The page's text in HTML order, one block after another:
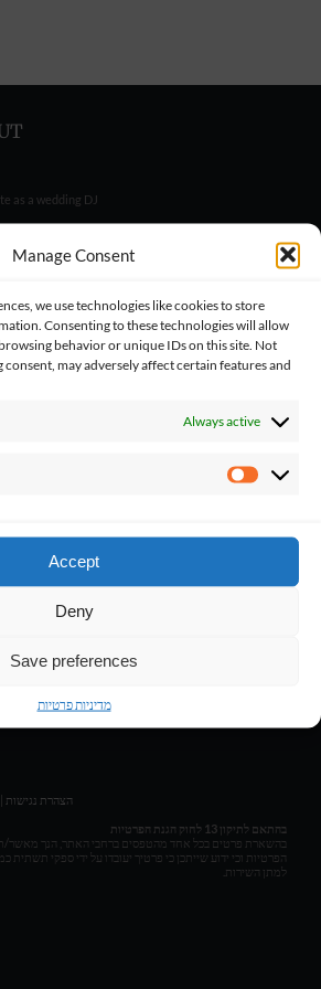
Manage Consent
we use technologies like cookies to store
Consenting to these technologies will allow
behavior or unique IDs on this site. Not
may adversely affect certain features and
Always active
Statistics
Accept
Deny
Save preferences
מדיניות פרטיות
as a wedding DJ
as a wedding Singer
Couples
group for engaged couples
for wedding
& MUSIC PRODUCER
הצהרת נגישות |
בהתאם לתיקון 13 לחוק הגנת הפרטיות
בהשארת פרטים בכל אחד מהטפסים ברחבי האתר, הנך מאשר/
הפרטיות וכי ידוע שייתכן כי פרטיך יעובדו על ידי ספקי תשתית
למתן השירות.